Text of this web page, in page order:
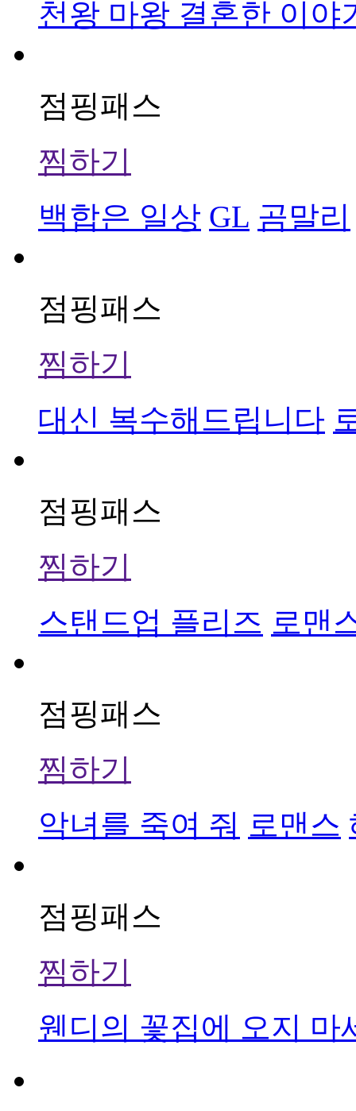
천왕 마왕 결혼한 이야
점핑패스
찜하기
백합은 일상 GL 곰말리
점핑패스
찜하기
대신 복수해드립니다
점핑패스
찜하기
스탠드업 플리즈 로맨
점핑패스
찜하기
악녀를 죽여 줘 로맨스
점핑패스
찜하기
웬디의 꽃집에 오지 마